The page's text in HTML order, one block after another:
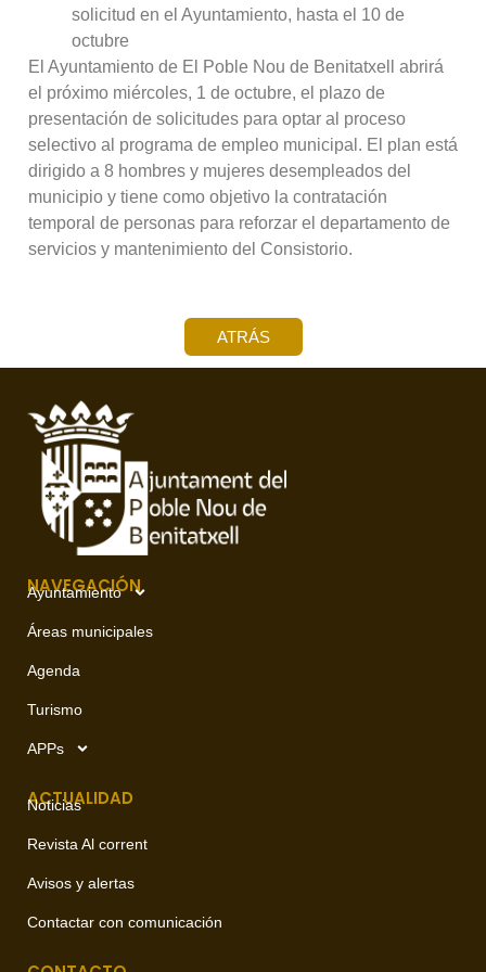
solicitud en el Ayuntamiento, hasta el 10 de
octubre
El Ayuntamiento de El Poble Nou de Benitatxell abrirá
el próximo miércoles, 1 de octubre, el plazo de
presentación de solicitudes para optar al proceso
selectivo al programa de empleo municipal. El plan está
dirigido a 8 hombres y mujeres desempleados del
municipio y tiene como objetivo la contratación
temporal de personas para reforzar el departamento de
servicios y mantenimiento del Consistorio.
ATRÁS
NAVEGACIÓN
Ayuntamiento
Áreas municipales
Agenda
Turismo
APPs
ACTUALIDAD
Noticias
Revista Al corrent
Avisos y alertas
Contactar con comunicación